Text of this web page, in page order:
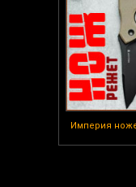
Империя